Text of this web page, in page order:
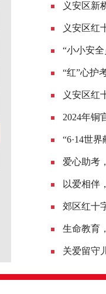
义安区新
义安区红
“小小安
“红”心护
义安区红
2024年铜
“6·14世
爱心助考
以爱相伴
郊区红十
生命教育
关爱留守